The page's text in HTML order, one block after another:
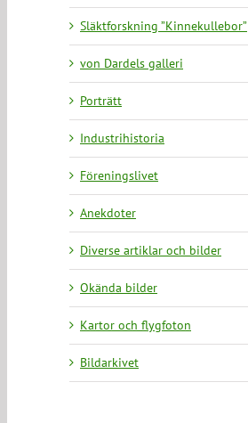
Släktforskning ”Kinnekullebor”
von Dardels galleri
Porträtt
Industrihistoria
Föreningslivet
Anekdoter
Diverse artiklar och bilder
Okända bilder
Kartor och flygfoton
Bildarkivet